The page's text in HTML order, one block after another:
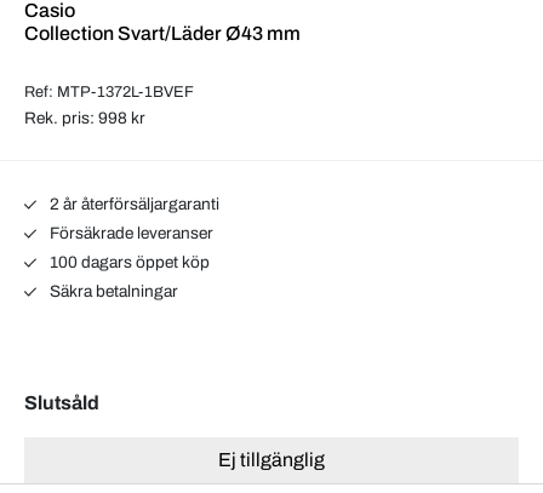
Casio
Collection Svart/Läder Ø43 mm
Ref: MTP-1372L-1BVEF
Rek. pris: 998 kr
2 år återförsäljargaranti
Försäkrade leveranser
100 dagars öppet köp
Säkra betalningar
Slutsåld
Ej tillgänglig